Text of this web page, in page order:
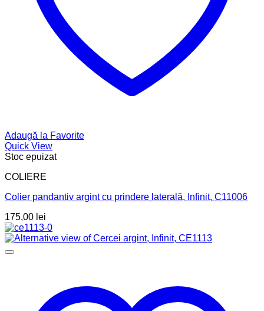
Adaugă la Favorite
Quick View
Stoc epuizat
COLIERE
Colier pandantiv argint cu prindere laterală, Infinit, C11006
175,00 lei